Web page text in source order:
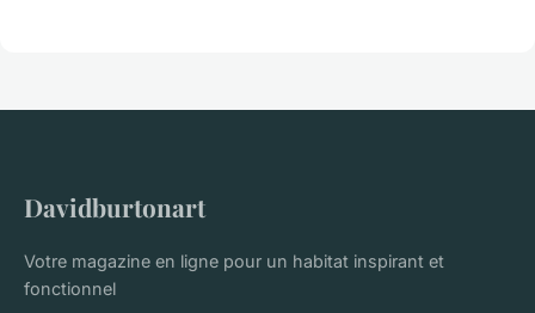
Davidburtonart
Votre magazine en ligne pour un habitat inspirant et
fonctionnel